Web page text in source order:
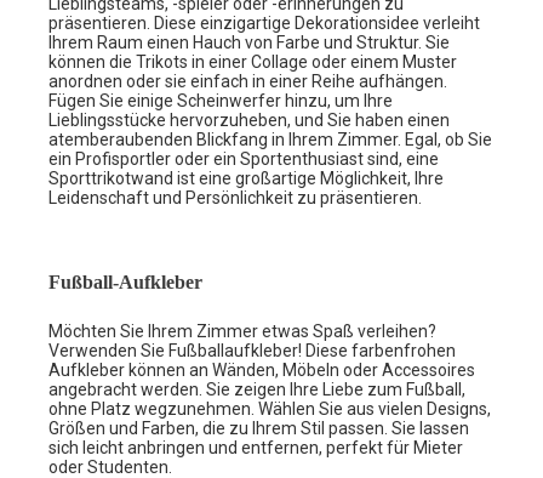
präsentieren. Diese einzigartige Dekorationsidee verleiht
Ihrem Raum einen Hauch von Farbe und Struktur. Sie
können die Trikots in einer Collage oder einem Muster
anordnen oder sie einfach in einer Reihe aufhängen.
Fügen Sie einige Scheinwerfer hinzu, um Ihre
Lieblingsstücke hervorzuheben, und Sie haben einen
atemberaubenden Blickfang in Ihrem Zimmer. Egal, ob Sie
ein Profisportler oder ein Sportenthusiast sind, eine
Sporttrikotwand ist eine großartige Möglichkeit, Ihre
Leidenschaft und Persönlichkeit zu präsentieren.
Fußball-Aufkleber
Möchten Sie Ihrem Zimmer etwas Spaß verleihen?
Verwenden Sie Fußballaufkleber! Diese farbenfrohen
Aufkleber können an Wänden, Möbeln oder Accessoires
angebracht werden. Sie zeigen Ihre Liebe zum Fußball,
ohne Platz wegzunehmen. Wählen Sie aus vielen Designs,
Größen und Farben, die zu Ihrem Stil passen. Sie lassen
sich leicht anbringen und entfernen, perfekt für Mieter
oder Studenten.